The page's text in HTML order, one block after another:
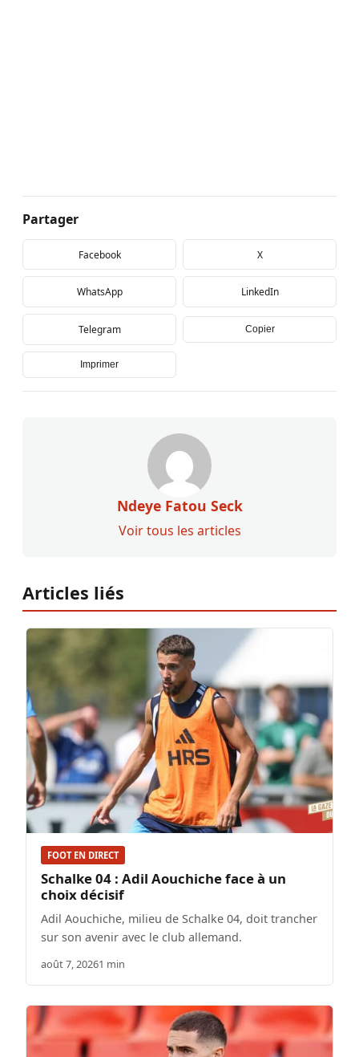
Partager
Facebook X
WhatsApp LinkedIn
Telegram Copier
Imprimer
Ndeye Fatou Seck
Voir tous les articles
Articles liés
FOOT EN DIRECT
Schalke 04 : Adil Aouchiche face à un
choix décisif
Adil Aouchiche, milieu de Schalke 04, doit trancher
sur son avenir avec le club allemand.
août 7, 20261 min